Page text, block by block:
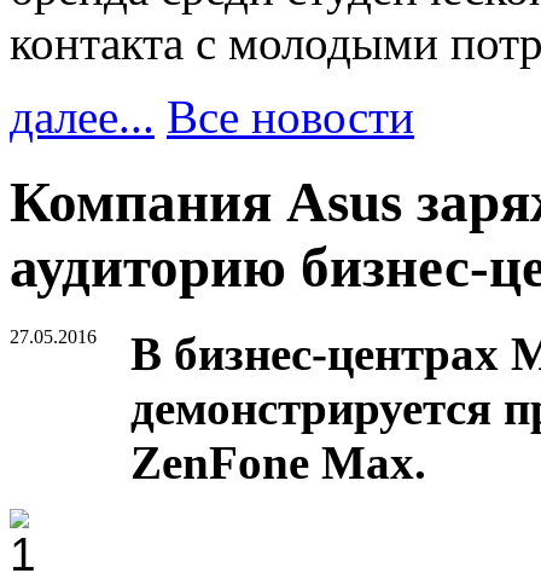
контакта с молодыми
далее... Все новости
Компания Asus
аудиторию бизнес-
27.05.2016
В бизнес-центрах
демонстрируется
ZenFone Max.